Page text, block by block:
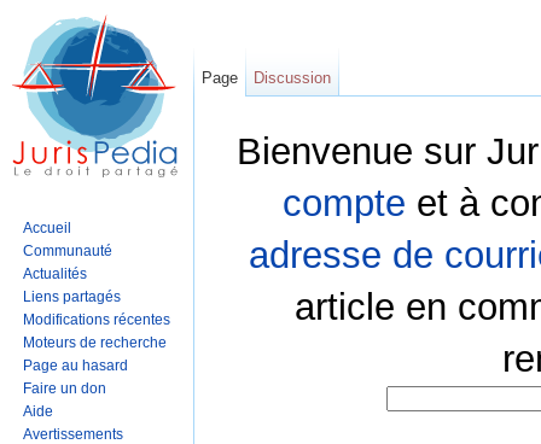
Bienvenue sur
compte et à
adresse de
article en
Page Discussion
Accueil
Communauté
Actualités
Liens partagés
Modifications récentes
Moteurs de recherche
Page au hasard
Faire un don
Aide
Avertissements